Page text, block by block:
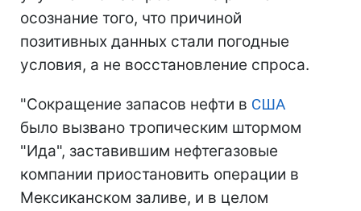
осознание того, что причиной
позитивных данных стали погодные
условия, а не восстановление спроса.
"Сокращение запасов нефти в США
было вызвано тропическим штормом
"Ида", заставившим нефтегазовые
компании приостановить операции в
Мексиканском заливе, и в целом